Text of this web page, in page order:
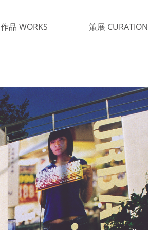
作品 WORKS 策展 CURATION